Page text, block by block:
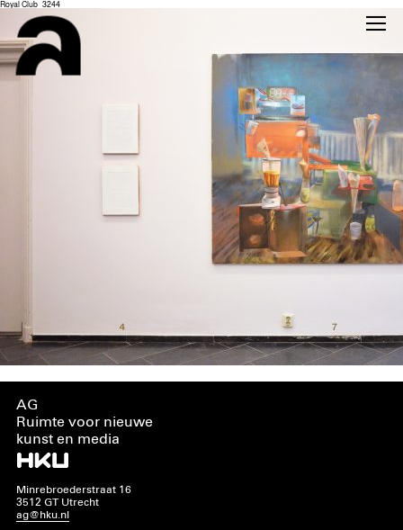
Royal Club_3244
AG
Ruimte voor nieuwe
kunst en media
Minrebroederstraat 16
3512 GT Utrecht
ag@hku.nl